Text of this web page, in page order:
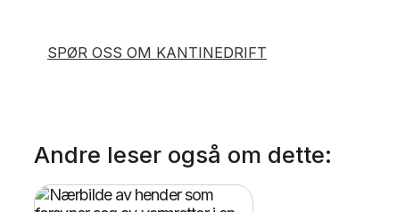
SPØR OSS OM KANTINEDRIFT
Andre leser også om dette: